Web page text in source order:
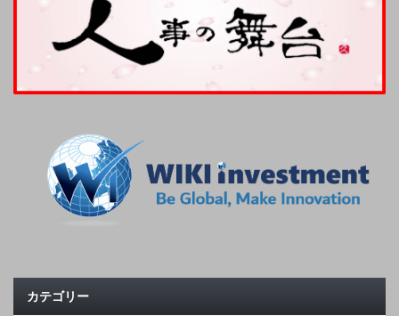
カテゴリー